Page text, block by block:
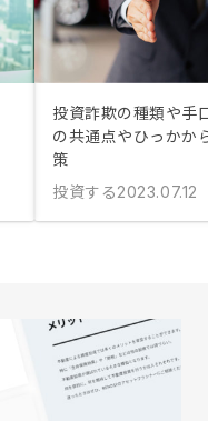
投資詐欺の種類や手
の共通点やひっかか
策
投資する2023.07.12